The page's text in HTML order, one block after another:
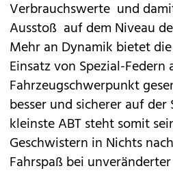
Verbrauchswerte  und
Ausstoß  auf dem Niveau
Mehr an Dynamik bietet
Einsatz von Spezial-
Fahrzeugschwerpunkt
besser und sicherer auf
kleinste ABT steht somit
Geschwistern in Nichts
Fahrspaß bei